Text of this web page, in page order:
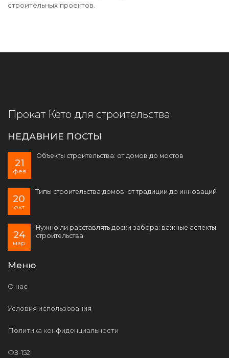
строительных проектов.
Прокат Кето для строительства
НЕДАВНИЕ ПОСТЫ
21
фев
Объекты строительства: от домов до мостов
20
окт
Типы строительства домов: от традиции до инноваций
24
мар
Нужно ли расставлять доски забора: важные аспекты
строительства
Меню
О нас
Условия использования
Политика конфиденциальности
ФЗ-152